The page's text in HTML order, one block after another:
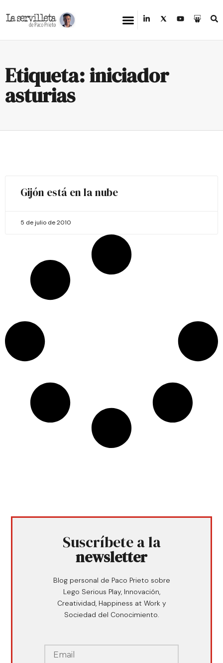
Etiqueta: iniciador
asturias
Gijón está en la nube
5 de julio de 2010
Suscríbete a la
newsletter
Blog personal de Paco Prieto sobre
Lego Serious Play, Innovación,
Creatividad, Happiness at Work y
Sociedad del Conocimiento.